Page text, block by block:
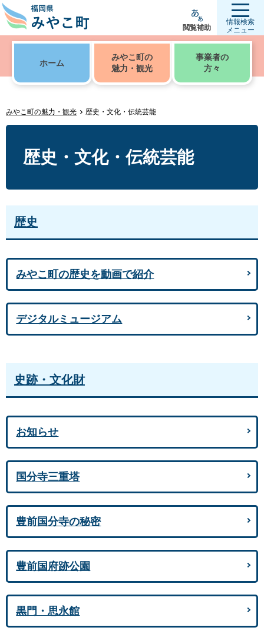
閲覧補助
情報検索
メニュー
ホーム
みやこ町の
魅力・観光
事業者の
方々
みやこ町の魅力・観光 歴史・文化・伝統芸能
歴史・文化・伝統芸能
歴史
みやこ町の歴史を動画で紹介
デジタルミュージアム
史跡・文化財
お知らせ
国分寺三重塔
豊前国分寺の秘密
豊前国府跡公園
黒門・思永館